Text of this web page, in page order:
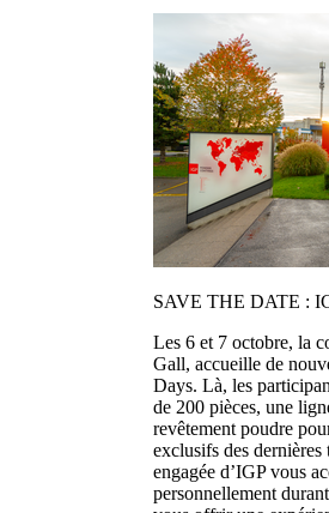
SAVE THE DATE :
Les 6 et 7 octobre, la
Gall, accueille de
Days. Là, les
de 200 pièces, une
revêtement poudre
exclusifs des dernières
engagée d’IGP vous
personnellement